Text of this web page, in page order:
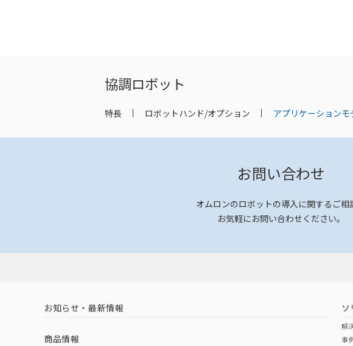
協調ロボット
特長 ロボットハンド/オプション アプリケーションモ
お問い合わせ
オムロンのロボットの導入に関するご相
お気軽にお問い合わせください。
お知らせ・最新情報
商品情報
解
事